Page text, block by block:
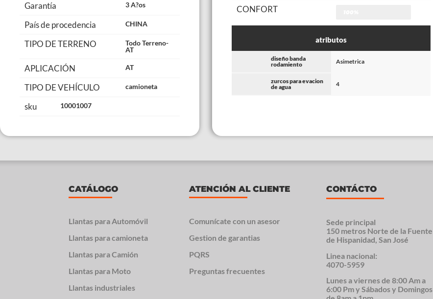
Garantía 3 A?os
País de procedencia CHINA
TIPO DE TERRENO
Todo Terreno-
AT
APLICACIÓN AT
TIPO DE VEHÍCULO camioneta
sku 10001007
CONFORT
atributos
diseño banda
rodamiento
Asimetrica
zurcos para evacion
de agua
4
CATÁLOGO
Llantas para Automóvil
Llantas para camioneta
Llantas para Camión
Llantas para Moto
Llantas industriales
ATENCIÓN AL CLIENTE
Comunícate con un asesor
Gestion de garantias
PQRS
Preguntas frecuentes
CONTÁCTO
Sede principal
150 metros Norte de la Fuente
de Hispanidad, San José
Linea nacional:
4070-5959
Lunes a viernes de 8:00 Am a
6:00 Pm y Sábados y Domingos